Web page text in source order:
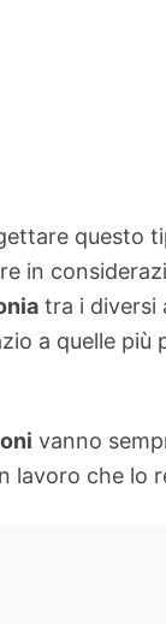
questo
in
tra i diversi
a quelle
vanno
lavoro che lo